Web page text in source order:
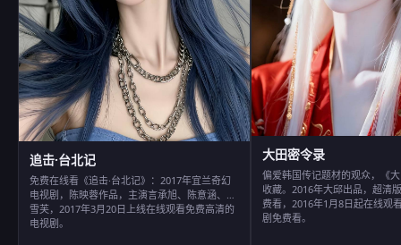
追击·台北记
免费在线看《追击·台北记》：2017年宜兰奇幻
电视剧，陈映蓉作品，主演言承旭、陈意涵、郭
雪芙，2017年3月20日上线在线观看免费高清的
电视剧。
大田密令录
偏爱韩国传记题材的观众，《
收藏。2016年大邱出品，超清
费看，2016年1月8日起在线观
剧免费看。